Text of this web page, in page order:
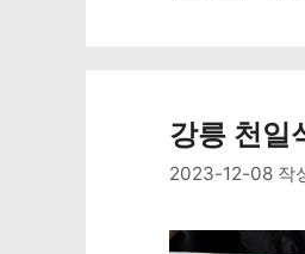
강릉 천일
2023-12-08 작